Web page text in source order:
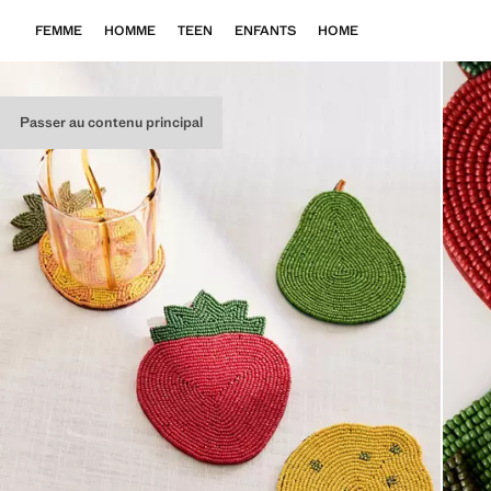
Passer au contenu principal
FEMME HOMME TEEN ENFANTS HOME